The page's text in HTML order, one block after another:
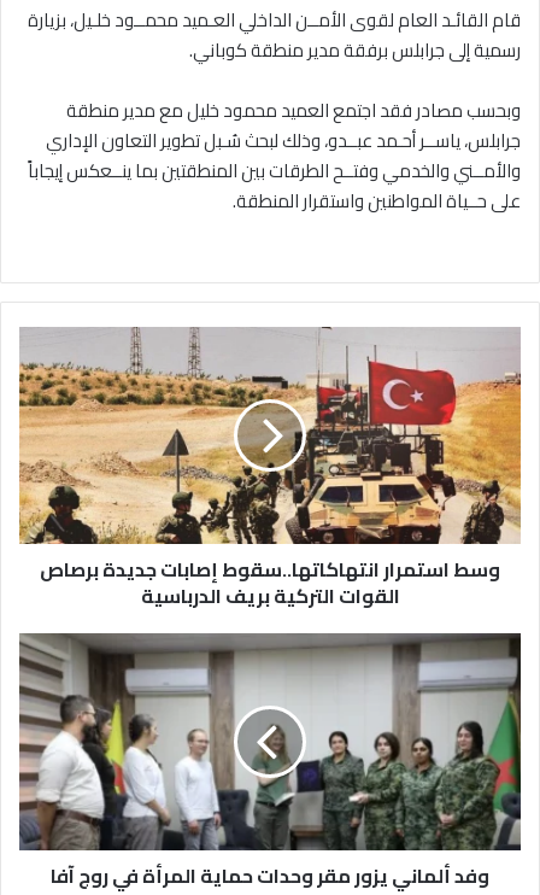
قام القائـد العام لقوى الأمــن الداخلي العـميد محمــود خلـيل، بزيارة
رسمية إلى جرابلس برفقة مدير منطقة كوباني.
وبحسب مصادر فقد اجتمع العميد محمود خليل مع مدير منطقة
جرابلس، ياســر أحـمد عبــدو، وذلك لبحث سُـبل تطوير التعاون الإداري
والأمــني والخدمي وفتــح الطرقات بين المنطقتين بما ينــعكس إيجاباً
على حــياة المواطنين واستقرار المنطقة.
انتهاكاتها..سقوط
إصابات
جديدة
برصاص
القوات
التركية
بريف
الدرباسية
وسط استمرار انتهاكاتها..سقوط إصابات جديدة برصاص
القوات التركية بريف الدرباسية
وفد
ألماني
يزور
مقر
وحدات
حماية
المرأة
في
روج
وفد ألماني يزور مقر وحدات حماية المرأة في روج آفا